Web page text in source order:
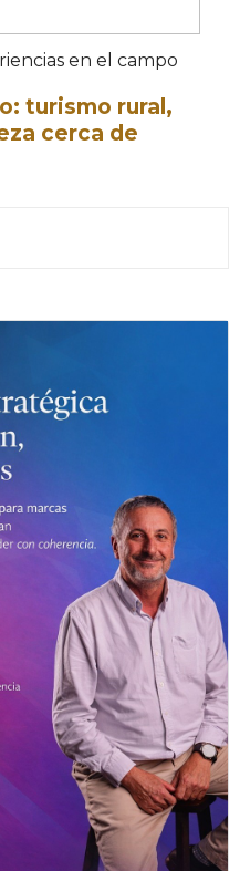
en el campo
turismo rural,
cerca de